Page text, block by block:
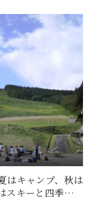
はキャンプ、秋は
キーと四季を通